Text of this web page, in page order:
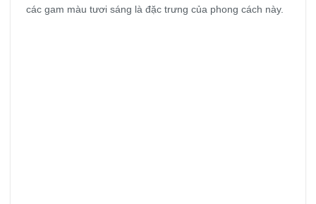
các gam màu tươi sáng là đặc trưng của phong cách này.